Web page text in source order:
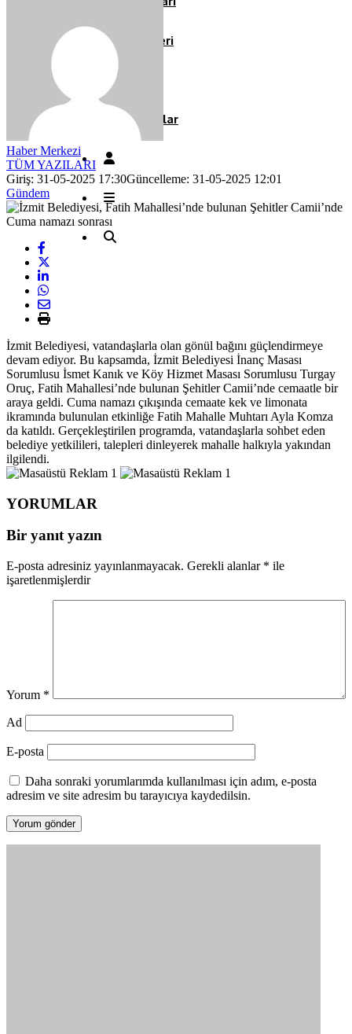
Video Galeri
Röportaj
Resmi İlanlar
Haber Merkezi
TÜM YAZILARI
Giriş: 31-05-2025 17:30Güncelleme: 31-05-2025 12:01
Gündem
İzmit Belediyesi, vatandaşlarla olan gönül bağını güçlendirmeye
devam ediyor. Bu kapsamda, İzmit Belediyesi İnanç Masası
Sorumlusu İsmet Kanık ve Köy Hizmet Masası Sorumlusu Turgay
Oruç, Fatih Mahallesi’nde bulunan Şehitler Camii’nde cemaatle bir
araya geldi. Cuma namazı çıkışında cemaate kek ve limonata
ikramında bulunulan etkinliğe Fatih Mahalle Muhtarı Ayla Komza
da katıldı. Gerçekleştirilen programda, vatandaşlarla sohbet eden
belediye yetkilileri, talepleri dinleyerek mahalle halkıyla yakından
ilgilendi.
YORUMLAR
Bir yanıt yazın
E-posta adresiniz yayınlanmayacak. Gerekli alanlar * ile
işaretlenmişlerdir
Yorum *
Ad
E-posta
Daha sonraki yorumlarımda kullanılması için adım, e-posta
adresim ve site adresim bu tarayıcıya kaydedilsin.